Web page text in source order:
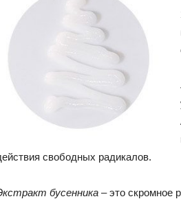
свободных радикалов.
бусенника – это скромное